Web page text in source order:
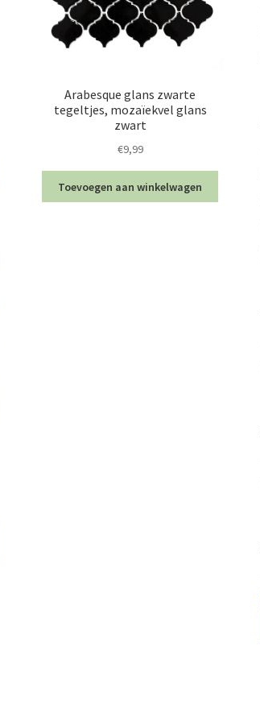
Arabesque glans zwarte
tegeltjes, mozaïekvel glans
zwart
€9,99
Toevoegen aan winkelwagen